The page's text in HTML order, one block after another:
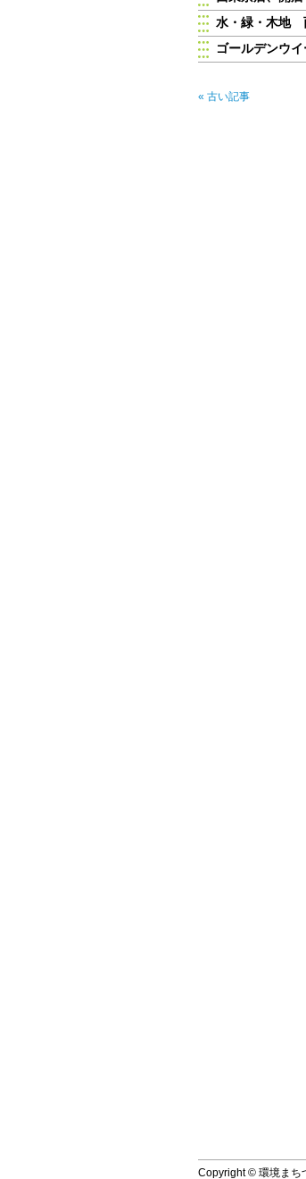
水・緑・木地
ゴールデンウ
« 古い記事
Copyright © 環境まち